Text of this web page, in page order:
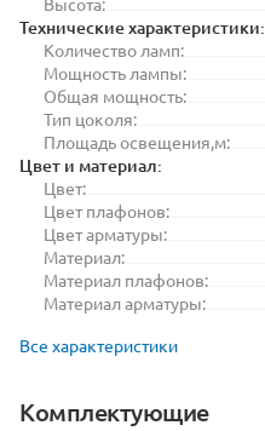
Технические характеристики:
Количество ламп:
Мощность лампы:
Общая мощность:
Тип цоколя:
Площадь освещения,м:
Цвет и материал:
Цвет:
Цвет плафонов:
Цвет арматуры:
Материал:
Материал плафонов:
Материал арматуры:
Все характеристики
Комплектующие